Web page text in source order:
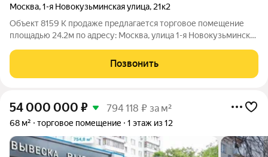
Москва,1-я Новокузьминская улица, 21к2
Объект 8159 К продаже предлагается торговое помещение
площадью 24.2м по адресу: Москва, улица 1-я Новокузьминская
бизнес удобная транспортная доступность: от станции метро
«Рязанский проспект»
Позвонить
54 000 000 ₽ 794 118 ₽ за м²
68 м² торговое помещение 1 этаж из 12